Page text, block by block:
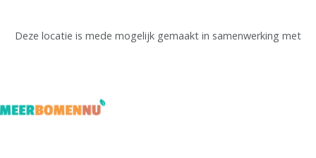
Deze locatie is mede mogelijk gemaakt in samenwerking met